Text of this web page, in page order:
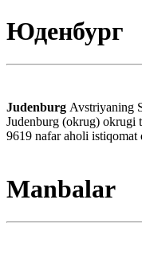
Юденбург
Judenburg Avstriyaning
Judenburg (okrug)
9619 nafar aholi istiqomat
Manbalar